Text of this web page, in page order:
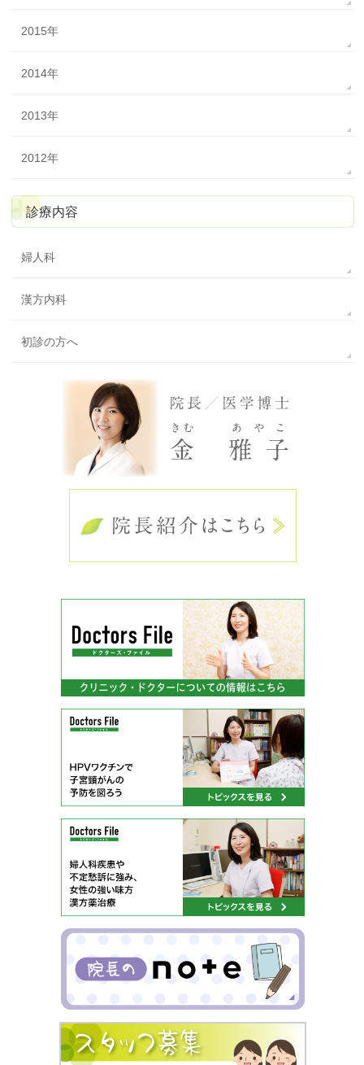
2015年
2014年
2013年
2012年
診療内容
婦人科
漢方内科
初診の方へ